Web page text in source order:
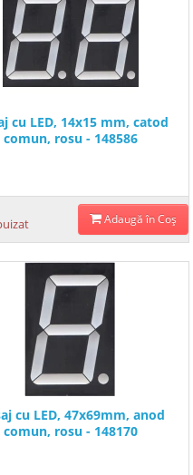
cu LED, 14x15 mm, catod
comun, rosu - 148586
Adaugă în Coş
cu LED, 47x69mm, anod
comun, rosu - 148170